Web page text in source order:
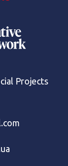
Projects